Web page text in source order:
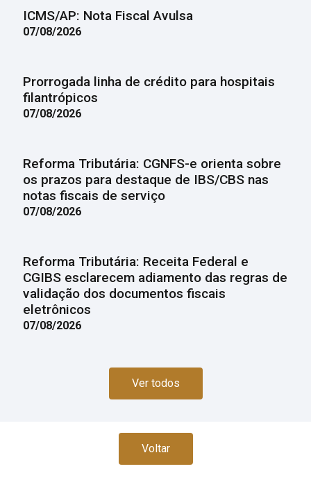
ICMS/AP: Nota Fiscal Avulsa
07/08/2026
Prorrogada linha de crédito para hospitais
filantrópicos
07/08/2026
Reforma Tributária: CGNFS-e orienta sobre
os prazos para destaque de IBS/CBS nas
notas fiscais de serviço
07/08/2026
Reforma Tributária: Receita Federal e
CGIBS esclarecem adiamento das regras de
validação dos documentos fiscais
eletrônicos
07/08/2026
Ver todos
Voltar